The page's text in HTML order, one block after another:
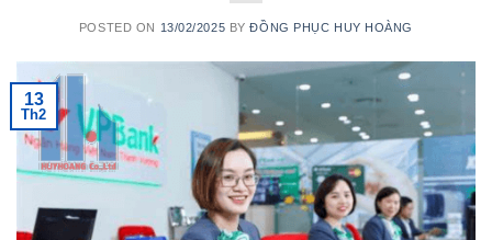
POSTED ON 13/02/2025 BYĐỒNG PHỤC HUY HOÀNG
13
Th2